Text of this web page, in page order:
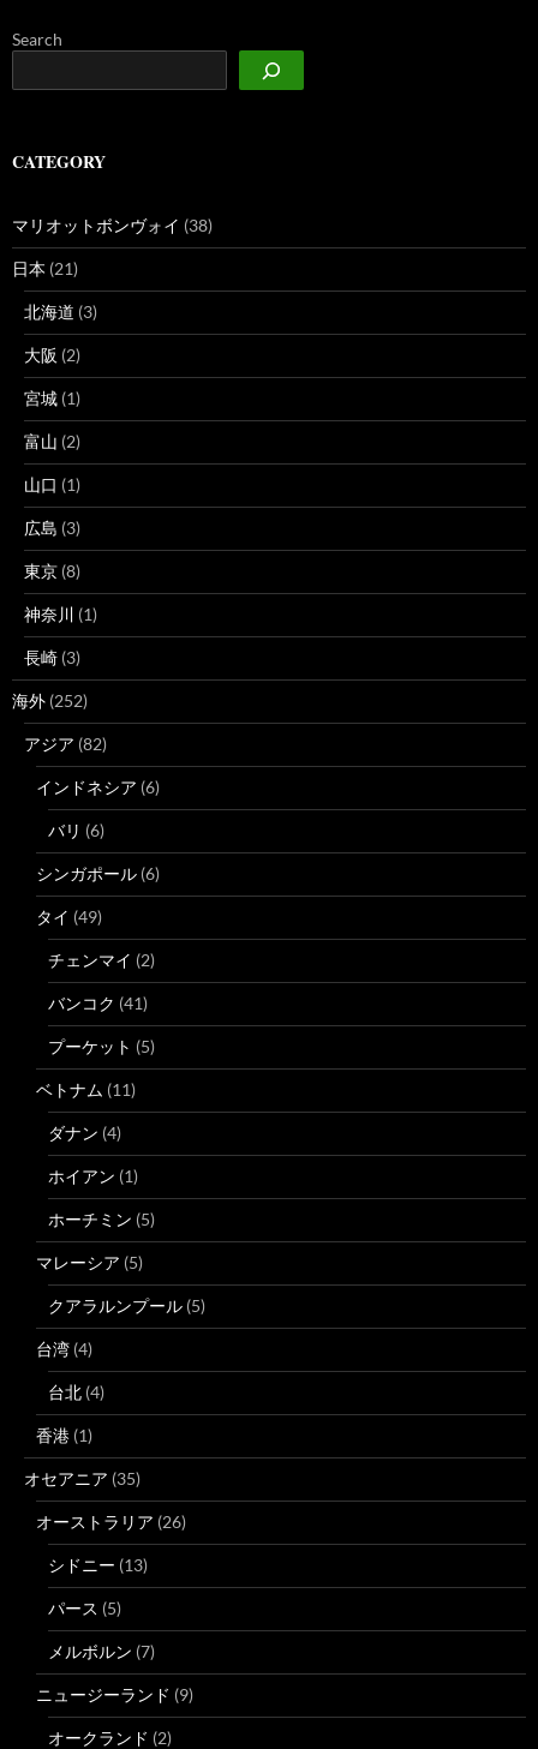
Search
CATEGORY
マリオットボンヴォイ (38)
日本 (21)
北海道 (3)
大阪 (2)
宮城 (1)
富山 (2)
山口 (1)
広島 (3)
東京 (8)
神奈川 (1)
長崎 (3)
海外 (252)
アジア (82)
インドネシア (6)
バリ (6)
シンガポール (6)
タイ (49)
チェンマイ (2)
バンコク (41)
プーケット (5)
ベトナム (11)
ダナン (4)
ホイアン (1)
ホーチミン (5)
マレーシア (5)
クアラルンプール (5)
台湾 (4)
台北 (4)
香港 (1)
オセアニア (35)
オーストラリア (26)
シドニー (13)
パース (5)
メルボルン (7)
ニュージーランド (9)
オークランド (2)